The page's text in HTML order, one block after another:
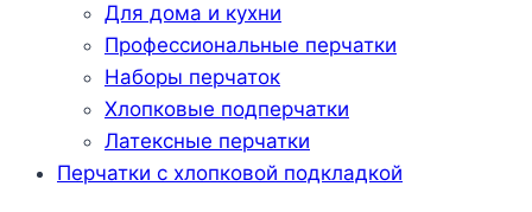
Для дома и кухни
Профессиональные перчатки
Наборы перчаток
Хлопковые подперчатки
Латексные перчатки
Перчатки с хлопковой подкладкой